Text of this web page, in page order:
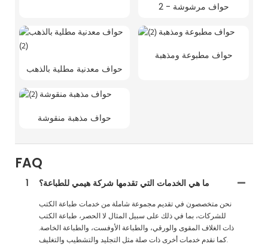
حواف مرشوشة - 2
حواف معدنية مطلية بالذهب
حواف مطبوعة ومذهبة
حواف مذهبة منقوشة
FAQ
1
ما هي الخدمات التي تقدمها شركة هيمي للطباعة؟
نحن متخصصون في تقديم مجموعة شاملة من خدمات طباعة الكتب
للشركات، بما في ذلك على سبيل المثال لا الحصر، طباعة الكتب
ذات الغلاف المقوى والورقي، والطباعة الأوفست، والطباعة الخاصة.
كما نقدم خدمات أخرى ذات صلة مثل التجليد والتشطيب والتغليف.